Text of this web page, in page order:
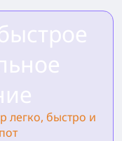
легко, быстро и